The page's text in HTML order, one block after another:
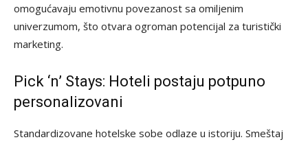
omogućavaju emotivnu povezanost sa omiljenim
univerzumom, što otvara ogroman potencijal za turistički
marketing.
Pick ‘n’ Stays: Hoteli postaju potpuno
personalizovani
Standardizovane hotelske sobe odlaze u istoriju. Smeštaj